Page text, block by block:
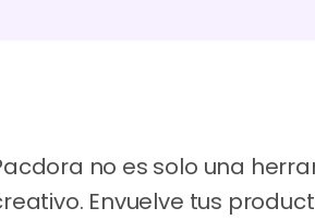
no es solo una
Envuelve tus